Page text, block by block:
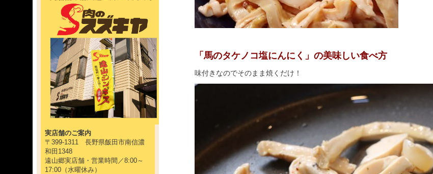
実店舗のご案内
〒399-1311 長野県飯田市南信濃
和田1348
遠山郷実店舗・営業時間／8:00～
17:00（水曜休み）
「馬のタケノコ塩にんにく」の美味しい食べ方
味付きなのでそのまま焼くだけ！